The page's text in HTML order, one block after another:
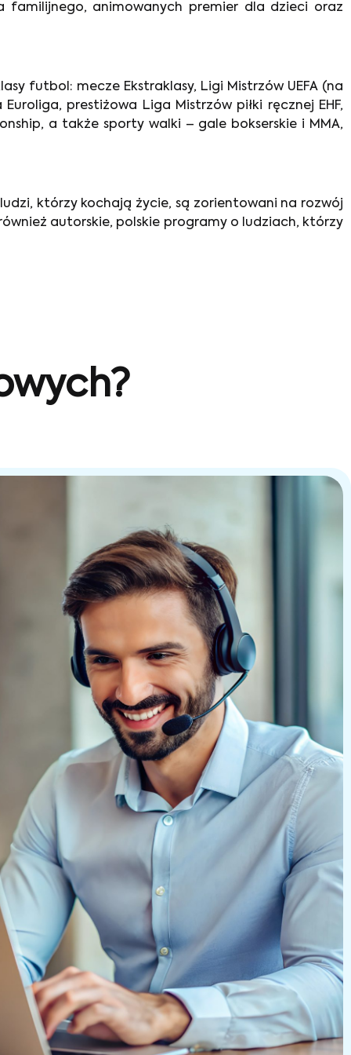
familijnego, animowanych premier dla dzieci oraz
futbol: mecze Ekstraklasy, Ligi Mistrzów UEFA (na
prestiżowa Liga Mistrzów piłki ręcznej EHF,
a także sporty walki – gale bokserskie i MMA,
którzy kochają życie, są zorientowani na rozwój
autorskie, polskie programy o ludziach, którzy